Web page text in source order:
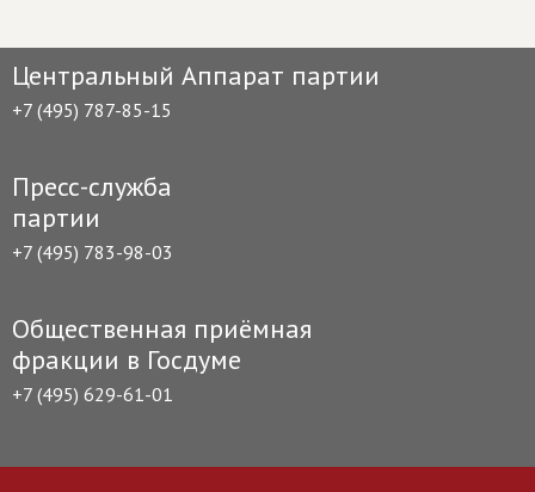
Центральный Аппарат партии
+7 (495) 787-85-15
Пресс-служба
партии
+7 (495) 783-98-03
Общественная приёмная
фракции в Госдуме
+7 (495) 629-61-01